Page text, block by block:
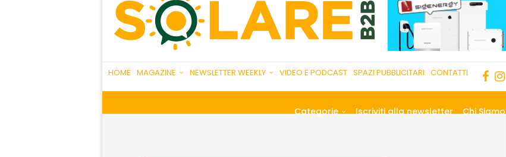
HOME MAGAZINE NEWSLETTER WEEKLY VIDEO E PODCAST SPAZI PUBBLICITARI CONTATTI
Categorie Iscriviti alla newsletter Chi Siamo